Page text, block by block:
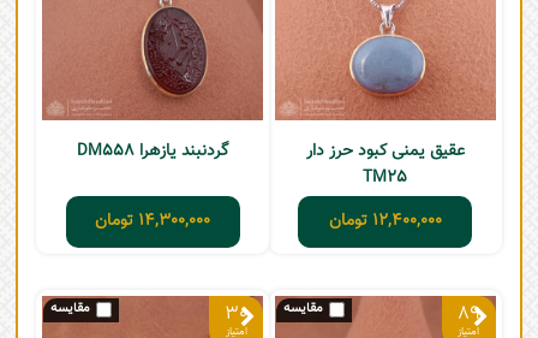
عقیق یمنی کبود حرز دار
TM25
12,400,000 تومان
گردنبند یازهرا DM558
14,300,000 تومان
89
30